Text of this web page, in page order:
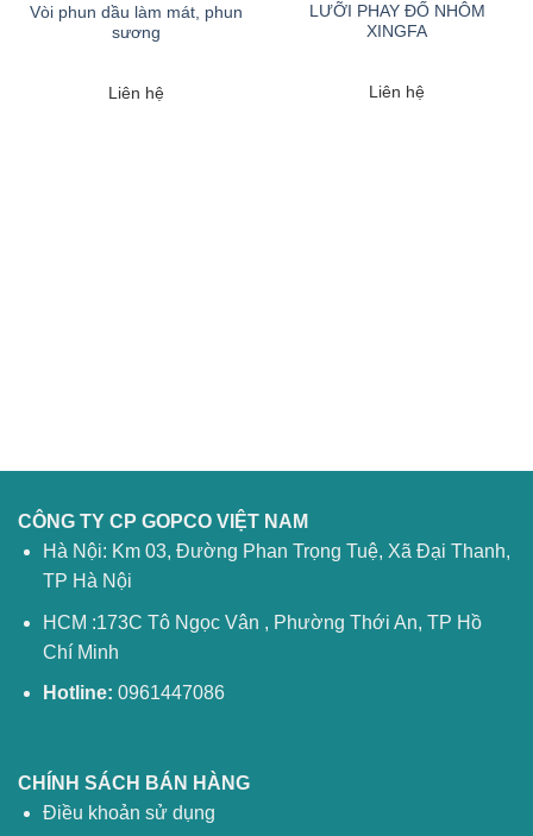
Vòi phun dầu làm mát, phun
sương
Liên hệ
LƯỠI PHAY ĐỐ NHÔM
XINGFA
Liên hệ
CÔNG TY CP GOPCO VIỆT NAM
Hà Nội: Km 03, Đường Phan Trọng Tuệ, Xã Đại Thanh,
TP Hà Nội
HCM :173C Tô Ngọc Vân , Phường Thới An, TP Hồ
Chí Minh
Hotline: 0961447086
CHÍNH SÁCH BÁN HÀNG
Điều khoản sử dụng